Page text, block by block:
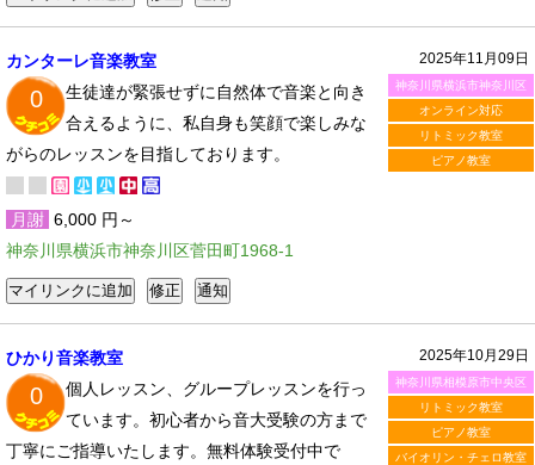
2025年11月09日
神奈川県横浜市神奈川区
オンライン対応
リトミック教室
ピアノ教室
カンターレ音楽教室
0
生徒達が緊張せずに自然体で音楽と向き
合えるように、私自身も笑顔で楽しみな
がらのレッスンを目指しております。
月謝 6,000 円～
神奈川県横浜市神奈川区菅田町1968-1
2025年10月29日
神奈川県相模原市中央区
リトミック教室
ピアノ教室
バイオリン・チェロ教室
ひかり音楽教室
0
個人レッスン、グループレッスンを行っ
ています。初心者から音大受験の方まで
丁寧にご指導いたします。無料体験受付中で